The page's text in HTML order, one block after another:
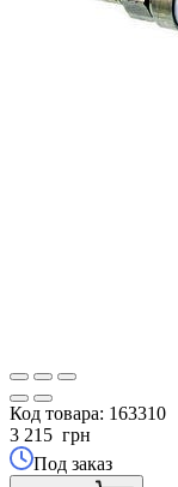
Код товара: 163310
3 215 грн
Под заказ